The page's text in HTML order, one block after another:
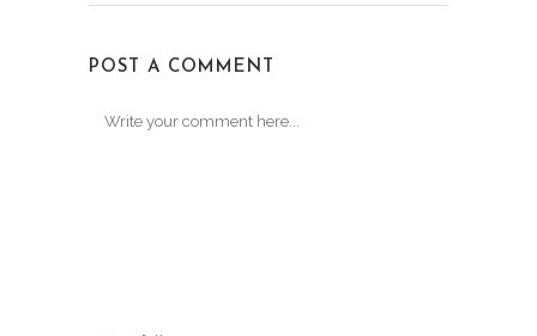
POST A COMMENT